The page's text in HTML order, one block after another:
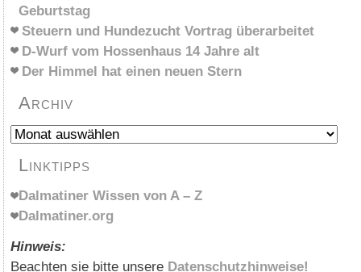
Geburtstag
Steuern und Hundezucht Vortrag überarbeitet
D-Wurf vom Hossenhaus 14 Jahre alt
Der Himmel hat einen neuen Stern
Archiv
Archiv
Linktipps
Dalmatiner Wissen von A – Z
Dalmatiner.org
Hinweis:
Beachten sie bitte unsere Datenschutzhinweise!